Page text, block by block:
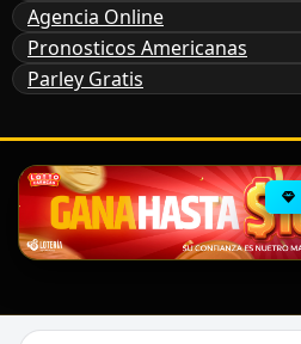
Agencia Online
Pronosticos Americanas
Parley Gratis